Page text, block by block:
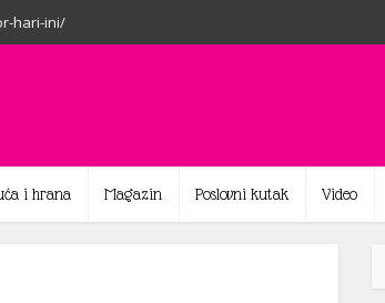
hari-ini/
i hrana Magazin Poslovni kutak Video